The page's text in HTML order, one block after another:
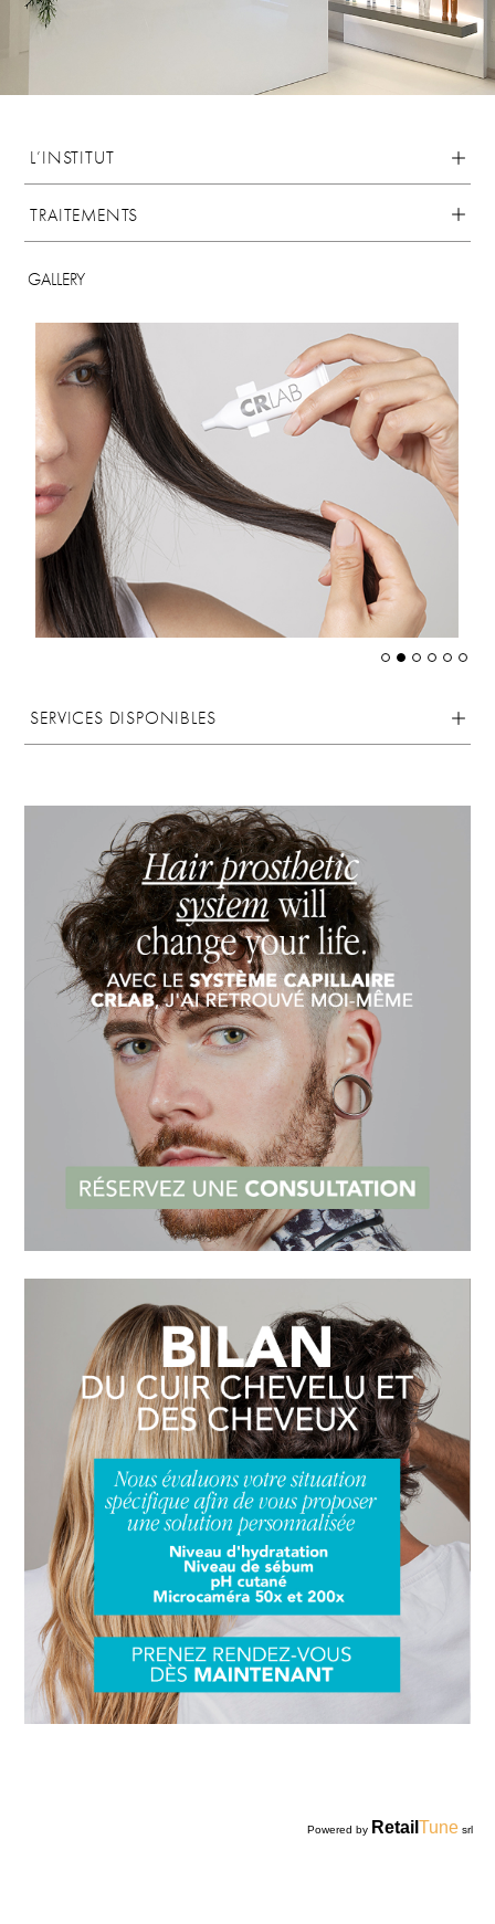
L’INSTITUT
TRAITEMENTS
GALLERY
SERVICES DISPONIBLES
Powered by Retail Tune srl